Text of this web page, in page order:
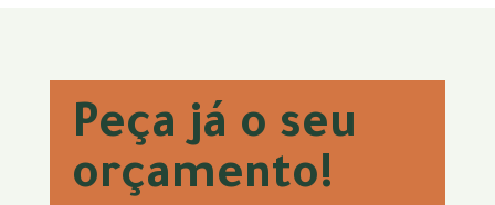
Peça já o seu
orçamento!